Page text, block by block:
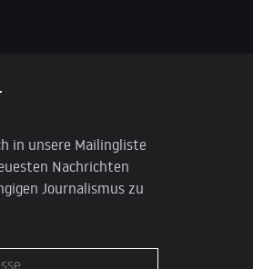
in unsere Mailingliste
Nachrichten
Journalismus zu